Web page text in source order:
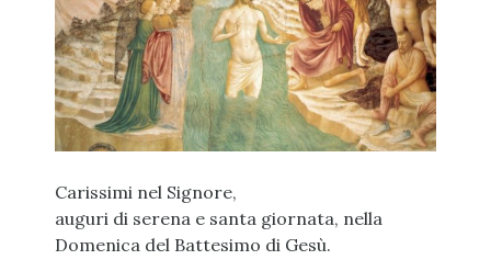
Carissimi nel Signore,
auguri di serena e santa giornata, nella
Domenica del Battesimo di Gesù.